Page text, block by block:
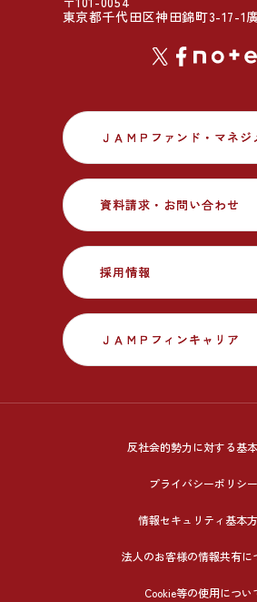
東京都千代田区神田錦町3-17-1
ＪＡＭＰファンド・マネジ
ＪＡＭＰファンド・マネジ
資料請求・お問い合わせ
資料請求・お問い合わせ
採用情報
採用情報
ＪＡＭＰフィンキャリア
ＪＡＭＰフィンキャリア
反社会的勢力に対する基
プライバシーポリシー
情報セキュリティ基本
法人のお客様の情報共有に
Cookie等の使用につい